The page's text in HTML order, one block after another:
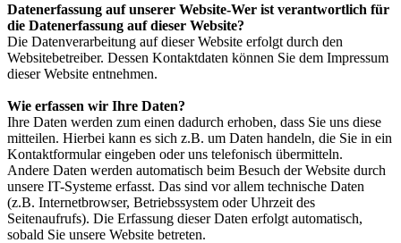
Datenerfassung auf unserer Website-Wer ist verantwortlich für
die Datenerfassung auf dieser Website?
Die Datenverarbeitung auf dieser Website erfolgt durch den
Websitebetreiber. Dessen Kontaktdaten können Sie dem Impressum
dieser Website entnehmen.
Wie erfassen wir Ihre Daten?
Ihre Daten werden zum einen dadurch erhoben, dass Sie uns diese
mitteilen. Hierbei kann es sich z.B. um Daten handeln, die Sie in ein
Kontaktformular eingeben oder uns telefonisch übermitteln.
Andere Daten werden automatisch beim Besuch der Website durch
unsere IT-Systeme erfasst. Das sind vor allem technische Daten
(z.B. Internetbrowser, Betriebssystem oder Uhrzeit des
Seitenaufrufs). Die Erfassung dieser Daten erfolgt automatisch,
sobald Sie unsere Website betreten.